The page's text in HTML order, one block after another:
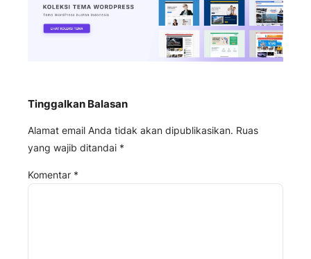
Tinggalkan Balasan
Alamat email Anda tidak akan dipublikasikan. Ruas
yang wajib ditandai *
Komentar *